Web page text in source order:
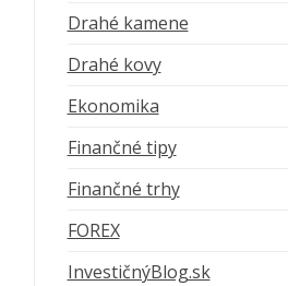
Drahé kamene
Drahé kovy
Ekonomika
Finančné tipy
Finančné trhy
FOREX
InvestičnýBlog.sk